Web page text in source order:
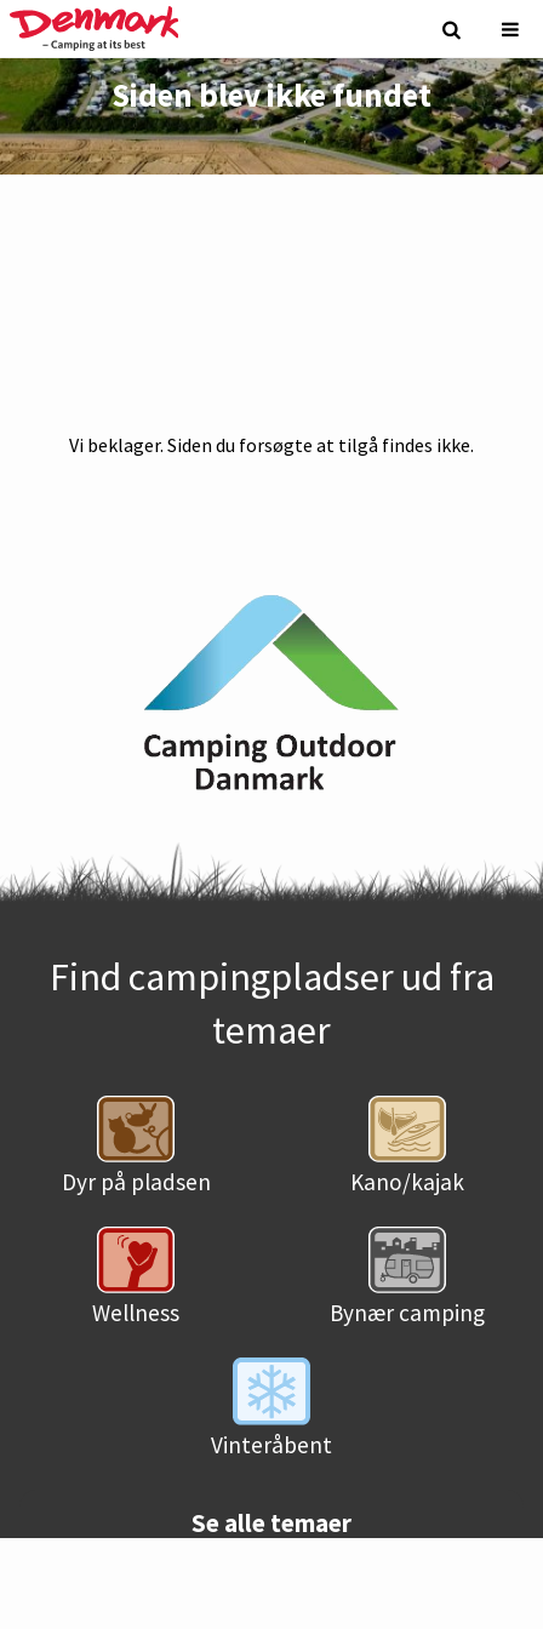
Siden blev ikke fundet
Vi beklager. Siden du forsøgte at tilgå findes ikke.
Find campingpladser ud fra
temaer
Dyr på pladsen Kano/kajak
Wellness Bynær camping
Vinteråbent
Se alle temaer